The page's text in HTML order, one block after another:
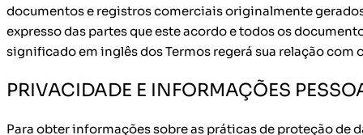
documentos e registros comerciais originalmente
expresso das partes que este acordo e todos os
significado em inglês dos Termos regerá sua relação com
PRIVACIDADE E INFORMAÇÕES
Para obter informações sobre as práticas de proteção de